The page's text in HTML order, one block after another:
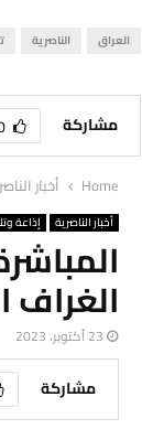
العراق الناصرية
مشاركة
Home أخبار
أخبار الناصرية إذاعة
الغراف
23 أكتوبر، 2023
مشاركة